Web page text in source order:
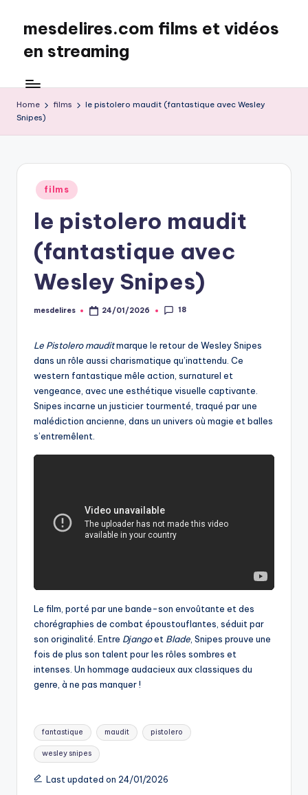
content
mesdelires.com films et vidéos
en streaming
:
film
et
video
en
français
Home films
le pistolero maudit (fantastique avec Wesley
Snipes)
Posted
in
films
le pistolero maudit
(fantastique avec
Wesley Snipes)
Posted
mesdelires 24/01/2026 18
Le Pistolero mauditmarque le retour de Wesley Snipes
dans un rôle aussi charismatique qu’inattendu. Ce
western fantastique mêle action, surnaturel et
vengeance, avec une esthétique visuelle captivante.
Snipes incarne un justicier tourmenté, traqué par une
malédiction ancienne, dans un univers où magie et balles
s’entremêlent.
Le film, porté par une bande-son envoûtante et des
chorégraphies de combat époustouflantes, séduit par
son originalité. Entre Djangoet Blade , Snipes prouve une
fois de plus son talent pour les rôles sombres et
intenses. Un hommage audacieux aux classiques du
genre, à ne pas manquer !
Tags:
fantastique maudit pistolero
wesley snipes
Last updated on 24/01/2026